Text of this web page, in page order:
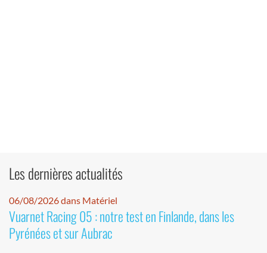
Les dernières actualités
06/08/2026 dans Matériel
Vuarnet Racing 05 : notre test en Finlande, dans les
Pyrénées et sur Aubrac